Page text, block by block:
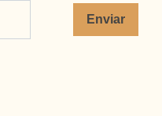
Enviar